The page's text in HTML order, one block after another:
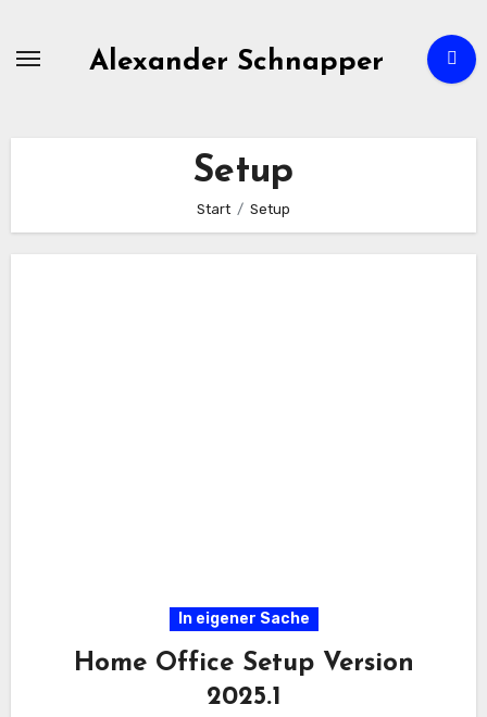
Alexander Schnapper
Setup
Start Setup
In eigener Sache
Home Office Setup Version
2025.1